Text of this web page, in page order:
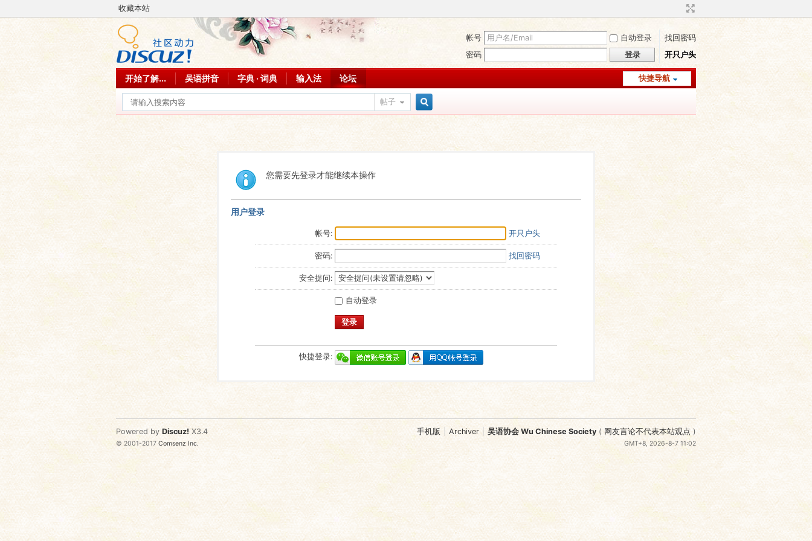
收藏本站
帐号 自动登录
找回密码
密码
登录 开只户头
快捷导航
开始了解... 吴语拼音 字典 · 词典 输入法 论坛
帖子
您需要先登录才能继续本操作
用户登录
帐号: 开只户头
密码: 找回密码
安全提问:
自动登录
登录
快捷登录:
手机版 Archiver 吴语协会 Wu Chinese Society ( 网友言论不代表本站观点 )
GMT+8, 2026-8-7 11:02
Powered by Discuz! X3.4
© 2001-2017Comsenz Inc.